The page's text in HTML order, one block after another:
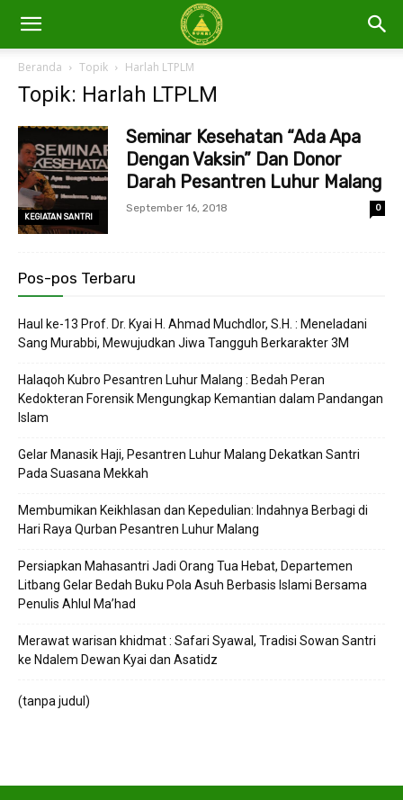
Beranda Topik Harlah LTPLM
Topik: Harlah LTPLM
KEGIATAN SANTRI
Seminar Kesehatan “Ada Apa
Dengan Vaksin” Dan Donor
Darah Pesantren Luhur Malang
September 16, 2018 0
Pos-pos Terbaru
Haul ke-13 Prof. Dr. Kyai H. Ahmad Muchdlor, S.H. : Meneladani
Sang Murabbi, Mewujudkan Jiwa Tangguh Berkarakter 3M
Halaqoh Kubro Pesantren Luhur Malang : Bedah Peran
Kedokteran Forensik Mengungkap Kemantian dalam Pandangan
Islam
Gelar Manasik Haji, Pesantren Luhur Malang Dekatkan Santri
Pada Suasana Mekkah
Membumikan Keikhlasan dan Kepedulian: Indahnya Berbagi di
Hari Raya Qurban Pesantren Luhur Malang
Persiapkan Mahasantri Jadi Orang Tua Hebat, Departemen
Litbang Gelar Bedah Buku Pola Asuh Berbasis Islami Bersama
Penulis Ahlul Ma’had
Merawat warisan khidmat : Safari Syawal, Tradisi Sowan Santri
ke Ndalem Dewan Kyai dan Asatidz
(tanpa judul)